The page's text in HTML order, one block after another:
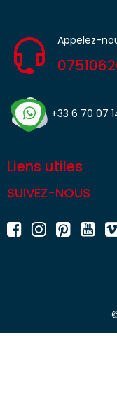
Appelez-
+33 6 70 07
Liens utiles
SUIVEZ-NOUS